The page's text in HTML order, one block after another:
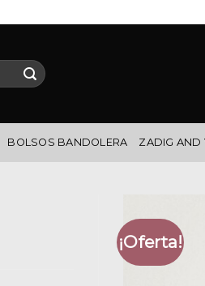
BOLSOS BANDOLERA ZADIG AND
¡Oferta!